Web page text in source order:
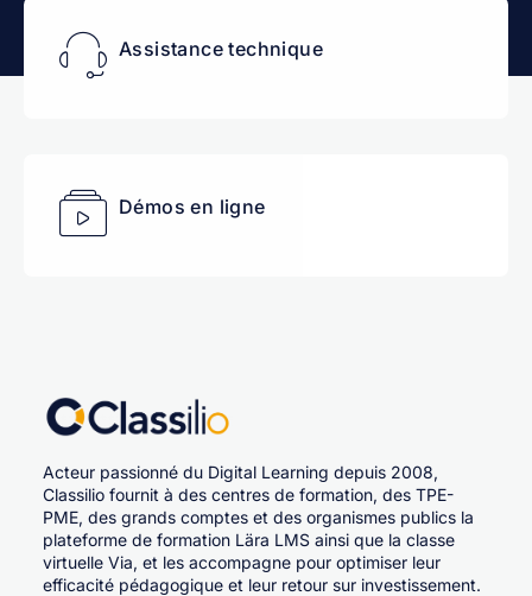
Assistance technique
Démos en ligne
Acteur passionné du Digital Learning depuis 2008,
Classilio fournit à des centres de formation, des TPE-
PME, des grands comptes et des organismes publics la
plateforme de formation Lära LMS ainsi que la classe
virtuelle Via, et les accompagne pour optimiser leur
efficacité pédagogique et leur retour sur investissement.